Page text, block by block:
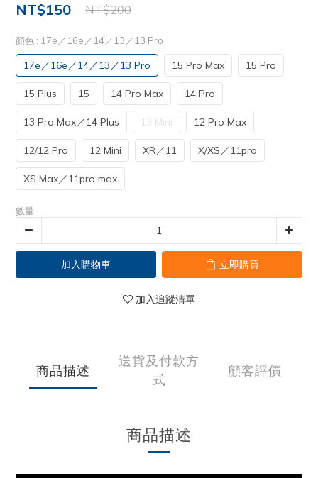
NT$150 NT$200
顏色 : 17e／16e／14／13／13 Pro
17e／16e／14／13／13 Pro 15 Pro Max 15 Pro
15 Plus 15 14 Pro Max 14 Pro
13 Pro Max／14 Plus 13 Mini 12 Pro Max
12/12 Pro 12 Mini XR／11 X/XS／11pro
XS Max／11pro max
數量
加入購物車 立即購買
加入追蹤清單
商品描述
送貨及付款方
式
顧客評價
商品描述